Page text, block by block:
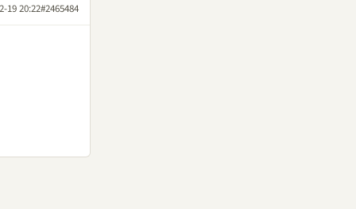
19 20:22#2465484